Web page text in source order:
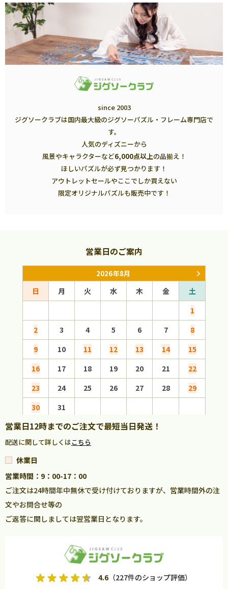
since 2003
ジグソークラブは国内最大級のジグソーパズル・フレーム専門店で
す。
人気のディズニーから
風景やキャラクターなど6,000点以上の品揃え！
ほしいパズルが必ず見つかります！
アウトレットセールやここでしか買えない
限定オリジナルパズルも販売中です！
営業日のご案内
2026年8月
日 月 火 水 木 金
土
1
2
3 4 5 6 7
8
9
10 11 12 13 14
15
16
17 18 19 20 21
22
23
24 25 26 27 28
29
30
31
営業日12時までのご注文で最短当日発送！
配送に関して詳しくはこちら
休業日
営業時間：9：00-17：00
ご注文は24時間年中無休で受け付けておりますが、営業時間外の注
文やお問合せ等の
ご返答に関しましては翌営業日となります。
4.6 （227件のショップ評価）